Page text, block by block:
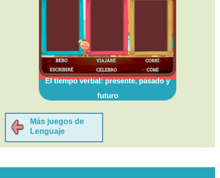
El tiempo verbal: presente, pasado y
futuro
Más juegos de
Lenguaje